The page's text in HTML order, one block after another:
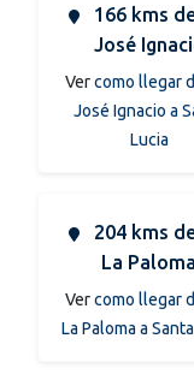
166 kms
José
Vercomo llegar
José Ignacio a
Lucia
204 kms
La Paloma
Vercomo llegar
La Paloma a